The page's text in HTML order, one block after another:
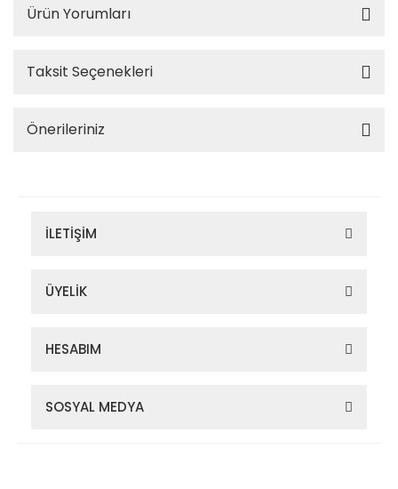
Ürün Yorumları
Taksit Seçenekleri
Önerileriniz
İLETİŞİM
ÜYELİK
HESABIM
SOSYAL MEDYA